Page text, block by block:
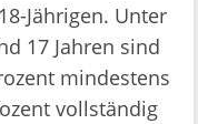
Jährigen. Unter
17 Jahren sind
mindestens
vollständig